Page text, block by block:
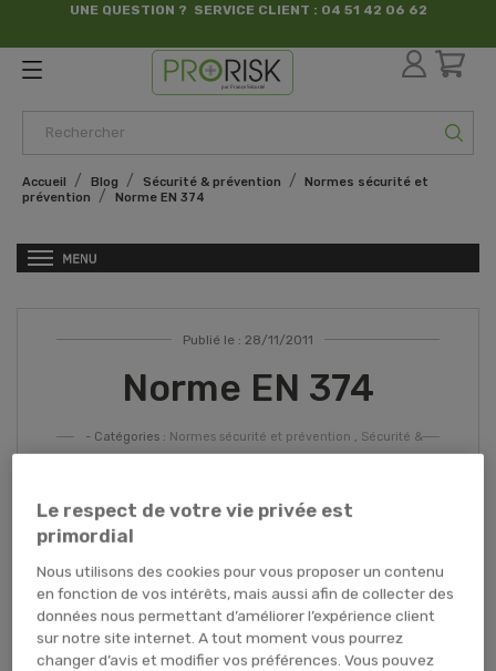
UNE QUESTION ? SERVICE CLIENT : 04 51 42 06 62
par France Sécurité
Accueil Blog Sécurité & prévention
Normes sécurité et
prévention
Norme EN 374
Publié le : 28/11/2011
Norme EN 374
- Catégories : Normes sécurité et prévention , Sécurité &
La norme EN 374-1 de février 2017 annule et remplace la
norme EN 374-1 d’avril 2004. Cette norme EN 374-1 concerne
les gants de protection contre les produits chimiques
Le respect de votre vie privée est
primordial
Nous utilisons des cookies pour vous proposer un contenu
en fonction de vos intérêts, mais aussi afin de collecter des
données nous permettant d’améliorer l’expérience client
sur notre site internet. A tout moment vous pourrez
changer d’avis et modifier vos préférences. Vous pouvez